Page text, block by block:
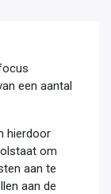
een aantal
hierdoor
om
aan te
aan de